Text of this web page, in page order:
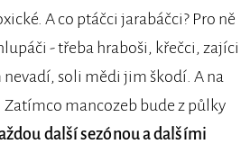
A co ptáčci jarabáčci? Pro ně
- třeba hraboši, křečci, zajíci
soli mědi jim škodí. A na
mancozeb bude z půlky
další sezónou a dalšími